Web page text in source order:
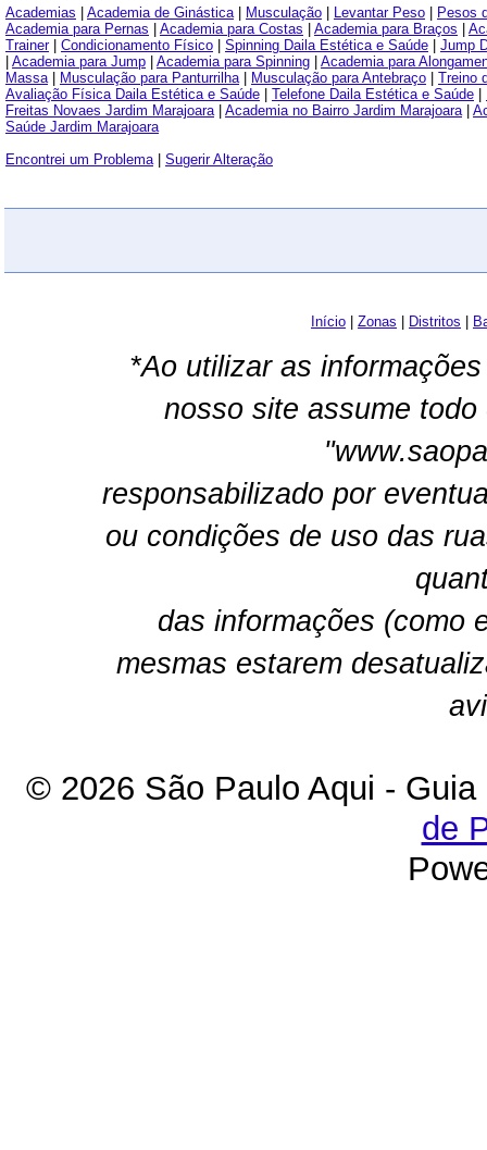
Academias
Academia de Ginástica| Musculação Levantar Peso
Pesos
Academia para Pernas
Academia para Costas Academia para Braços
Trainer| Condicionamento Físico Spinning Daila Estética e Saúde
Jump
Academia para Jump Academia para Spinning
Academia para
Massa| Musculação para Panturrilha| Musculação para Antebraço
Treino
Avaliação Física Daila Estética e Saúde
Telefone Daila Estética e Saúde
Freitas Novaes Jardim Marajoara| Academia no Bairro Jardim Marajoara|
Saúde Jardim Marajoara
Encontrei um Problema| Sugerir Alteração
Início Zonas Distritos
*Ao utilizar as
nosso site assume
responsabilizado por
ou condições de uso das
das informações (como
mesmas estarem
© 2026 São Paulo Aqui -
de